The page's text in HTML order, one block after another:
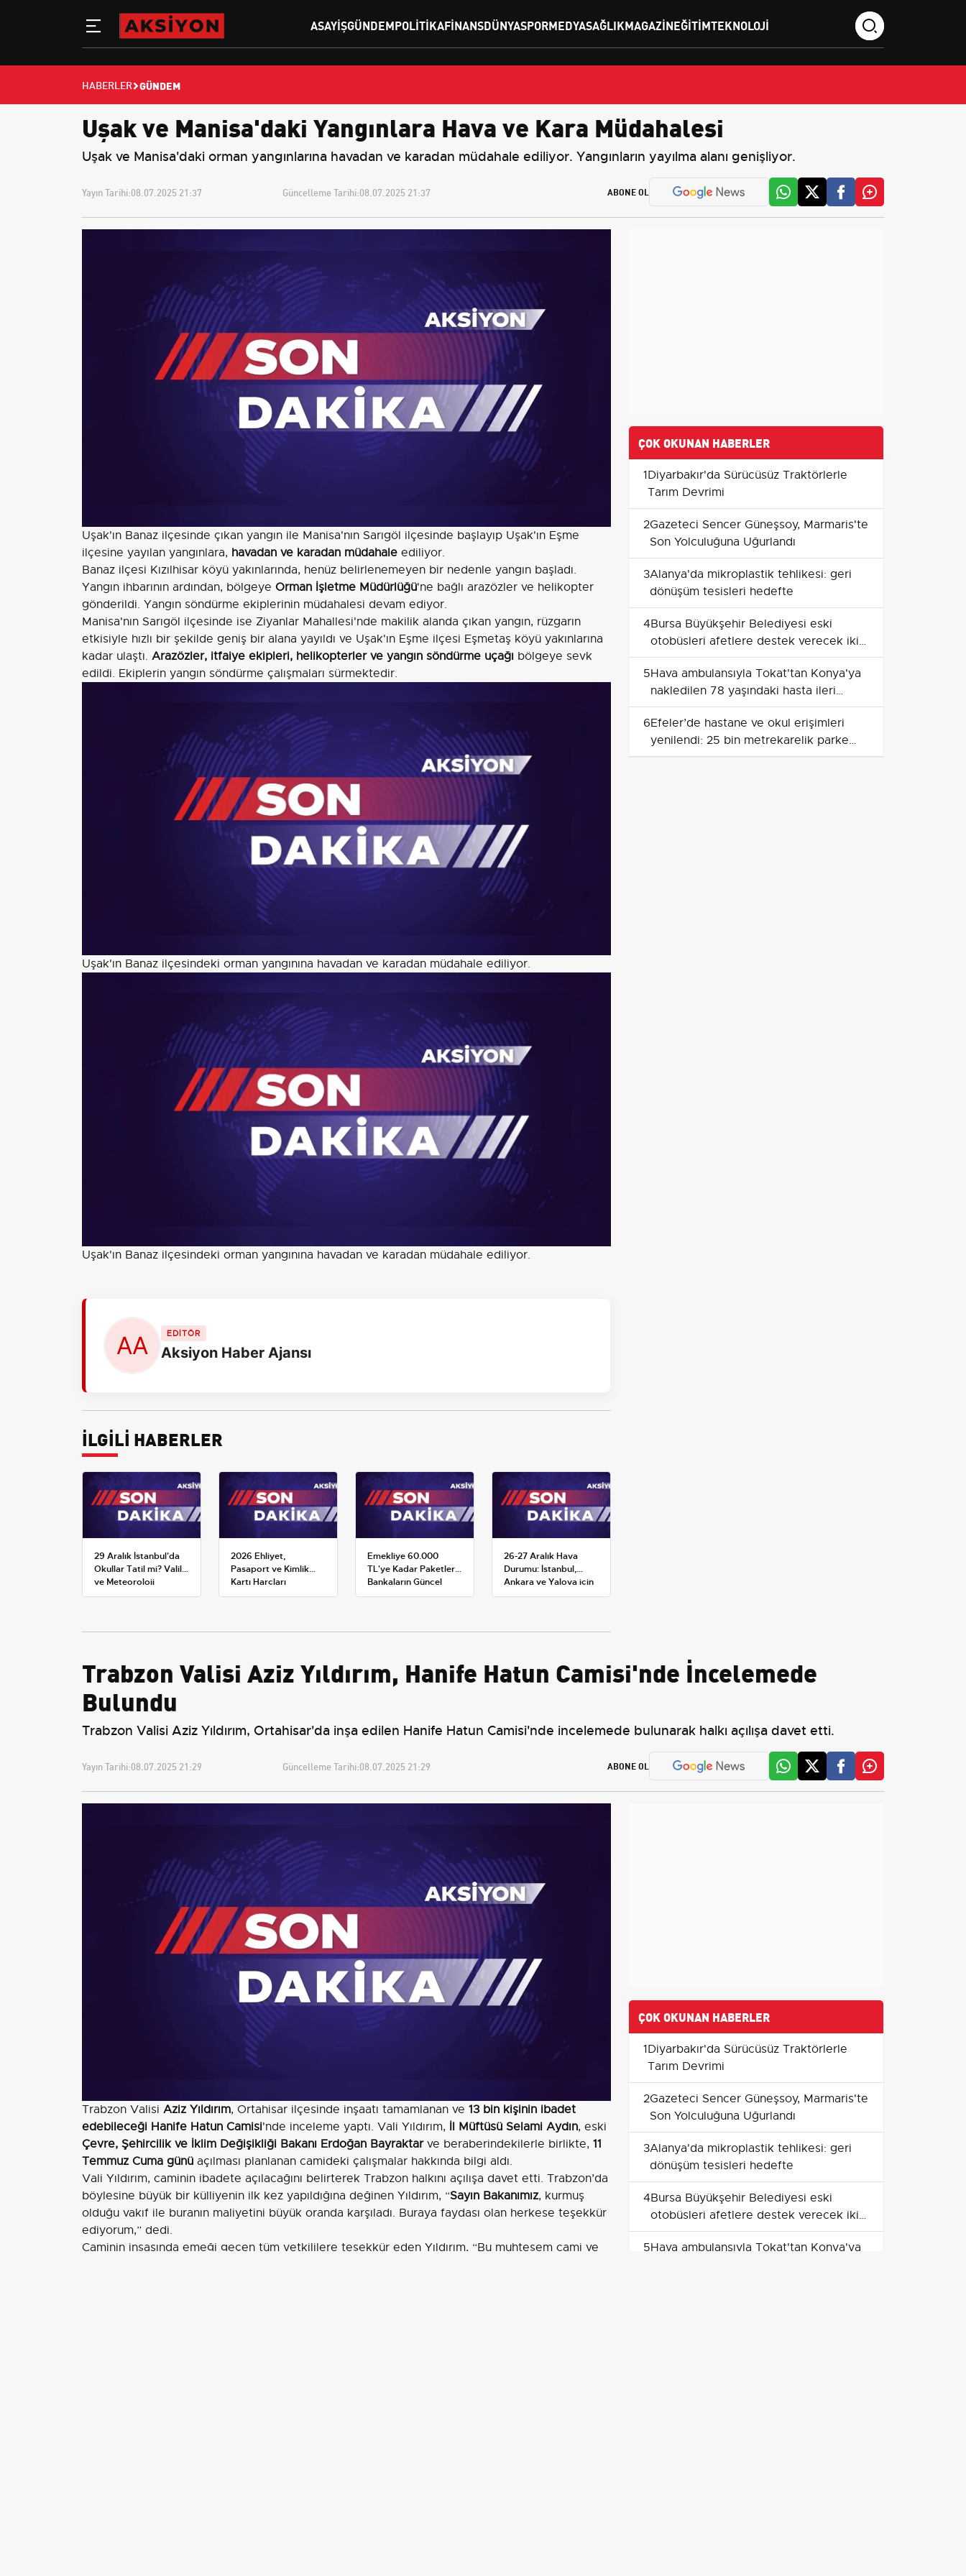
ASAYIŞGÜNDEMPOLITIKAFINANSDÜNYASPORMEDYASAĞLIKMAGAZINEĞITIMTEKNOLOJI
HABERLER GÜNDEM
Uşak ve Manisa'daki Yangınlara Hava ve Kara Müdahalesi
Uşak ve Manisa'daki orman yangınlarına havadan ve karadan müdahale ediliyor. Yangınların yayılma alanı genişliyor.
Yayın Tarihi:08.07.2025 21:37 Güncelleme Tarihi:08.07.2025 21:37 ABONE OL
Uşak'ın Banaz ilçesinde çıkan yangın ile Manisa'nın Sarıgöl ilçesinde başlayıp Uşak'ın Eşme
ilçesine yayılan yangınlara, havadan ve karadan müdahale ediliyor.
Banaz ilçesi Kızılhisar köyü yakınlarında, henüz belirlenemeyen bir nedenle yangın başladı.
Yangın ihbarının ardından, bölgeye Orman İşletme Müdürlüğü'ne bağlı arazözler ve helikopter
gönderildi. Yangın söndürme ekiplerinin müdahalesi devam ediyor.
Manisa'nın Sarıgöl ilçesinde ise Ziyanlar Mahallesi'nde makilik alanda çıkan yangın, rüzgarın
etkisiyle hızlı bir şekilde geniş bir alana yayıldı ve Uşak'ın Eşme ilçesi Eşmetaş köyü yakınlarına
kadar ulaştı. Arazözler, itfaiye ekipleri, helikopterler ve yangın söndürme uçağı bölgeye sevk
edildi. Ekiplerin yangın söndürme çalışmaları sürmektedir.
Uşak'ın Banaz ilçesindeki orman yangınına havadan ve karadan müdahale ediliyor.
Uşak'ın Banaz ilçesindeki orman yangınına havadan ve karadan müdahale ediliyor.
EDİTÖR
Aksiyon Haber Ajansı
İLGİLİ HABERLER
29 Aralık İstanbul'da
Okullar Tatil mi? Valilik
ve Meteoroloji
Açıklamaları
2026 Ehliyet,
Pasaport ve Kimlik
Kartı Harçları
Resmileşti: Yeni
Emekliye 60.000
TL'ye Kadar Paketler:
Bankaların Güncel
Promosyon ve Ek
26-27 Aralık Hava
Durumu: İstanbul,
Ankara ve Yalova için
Kar Tahminleri
ÇOK OKUNAN HABERLER
1Diyarbakır'da Sürücüsüz Traktörlerle
Tarım Devrimi
2Gazeteci Sencer Güneşsoy, Marmaris'te
Son Yolculuğuna Uğurlandı
3Alanya'da mikroplastik tehlikesi: geri
dönüşüm tesisleri hedefte
4Bursa Büyükşehir Belediyesi eski
otobüsleri afetlere destek verecek iki
mobil araca dönüştürüyor
5Hava ambulansıyla Tokat'tan Konya'ya
nakledilen 78 yaşındaki hasta ileri
tedaviye yönlendirildi
6Efeler’de hastane ve okul erişimleri
yenilendi: 25 bin metrekarelik parke
tamamlandı
Trabzon Valisi Aziz Yıldırım, Hanife Hatun Camisi'nde İncelemede
Bulundu
Trabzon Valisi Aziz Yıldırım, Ortahisar'da inşa edilen Hanife Hatun Camisi'nde incelemede bulunarak halkı açılışa davet etti.
Yayın Tarihi:08.07.2025 21:29 Güncelleme Tarihi:08.07.2025 21:29 ABONE OL
Trabzon Valisi Aziz Yıldırım, Ortahisar ilçesinde inşaatı tamamlanan ve 13 bin kişinin ibadet
edebileceği Hanife Hatun Camisi'nde inceleme yaptı. Vali Yıldırım, İl Müftüsü Selami Aydın, eski
Çevre, Şehircilik ve İklim Değişikliği Bakanı Erdoğan Bayraktarve beraberindekilerle birlikte, 11
Temmuz Cuma günü açılması planlanan camideki çalışmalar hakkında bilgi aldı.
Vali Yıldırım, caminin ibadete açılacağını belirterek Trabzon halkını açılışa davet etti. Trabzon’da
böylesine büyük bir külliyenin ilk kez yapıldığına değinen Yıldırım, “Sayın Bakanımız, kurmuş
olduğu vakıf ile buranın maliyetini büyük oranda karşıladı. Buraya faydası olan herkese teşekkür
ediyorum,” dedi.
Caminin inşasında emeği geçen tüm yetkililere teşekkür eden Yıldırım, “Bu muhteşem cami ve
ÇOK OKUNAN HABERLER
1Diyarbakır'da Sürücüsüz Traktörlerle
Tarım Devrimi
2Gazeteci Sencer Güneşsoy, Marmaris'te
Son Yolculuğuna Uğurlandı
3Alanya'da mikroplastik tehlikesi: geri
dönüşüm tesisleri hedefte
4Bursa Büyükşehir Belediyesi eski
otobüsleri afetlere destek verecek iki
mobil araca dönüştürüyor
5Hava ambulansıyla Tokat'tan Konya'ya